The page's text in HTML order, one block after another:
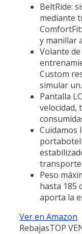
BeltRide:
mediante
y manillar
Volante
Custom
simular
Pantalla
velocidad,
Cuidamos
transporte.
Peso
hasta 185
aporta la
Ver en Amazon
RebajasTOP